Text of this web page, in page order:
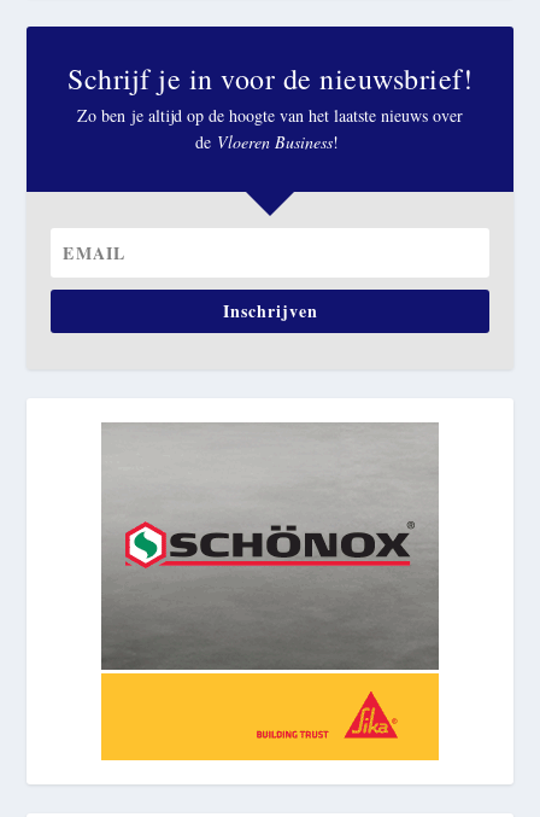
Schrijf je in voor de nieuwsbrief!
Zo ben je altijd op de hoogte van het laatste nieuws over
de Vloeren Business!
Inschrijven